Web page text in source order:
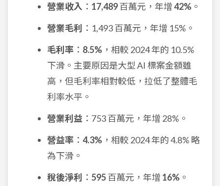
營業收入 ： 17,489百萬元，年增42% 。
營業毛利
：1,493 百萬元，年增 15%。
毛利率 ： 8.5% ，相較 2024 年的 10.5%
下滑。主要原因是大型 AI 標案金額雖
高，但毛利率相對較低，拉低了整體毛
利率水平。
營業利益 ：753 百萬元，年增 28%。
營益率 ： 4.3% ，相較 2024 年的 4.8% 略
為下滑。
稅後淨利
： 595百萬元，年增 16% 。